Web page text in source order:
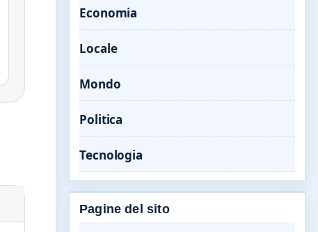
Economia
Locale
Mondo
Politica
Tecnologia
Pagine del sito